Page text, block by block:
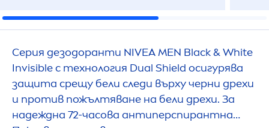
Серия дезодоранти NIVEAMEN Black&White
Invisible с технология Dual Shield осигурява
защита срещу бели следи върху черни дрехи
и против пожълтяване на бели дрехи. За
надеждна 72-часова антиперспирантна